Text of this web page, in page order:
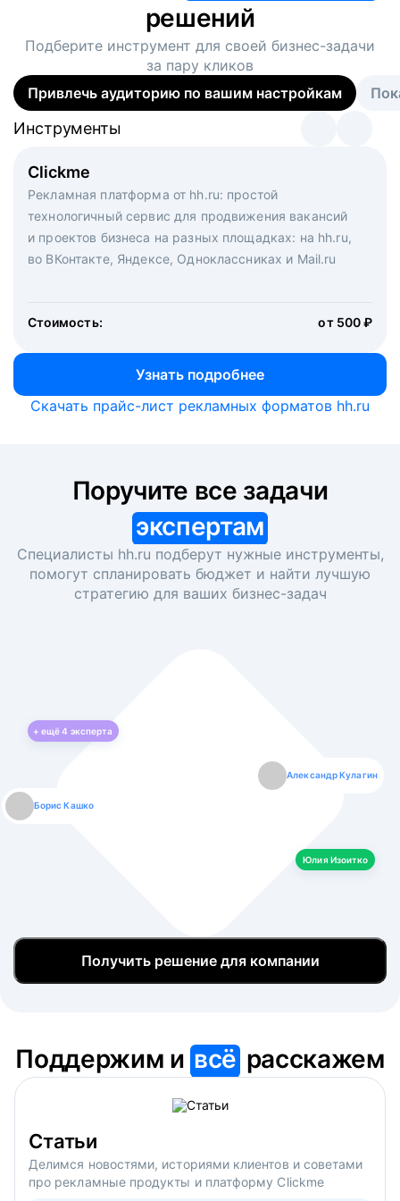
решений
Подберите инструмент для своей бизнес-задачи
за пару кликов
Привлечь аудиторию по вашим настройкам
Clickme
Рекламная платформа от hh.ru: простой
технологичный сервис для продвижения вакансий
и проектов бизнеса на разных площадках: на hh.ru,
во ВКонтакте, Яндексе, Одноклассниках и Mail.ru
Стоимость: от 500 ₽
Узнать подробнее
Инструменты
Вакансия дня
Рекламный формат для вакансий на главной странице
hh.ru. Увеличивает количество откликов
Инструменты
Массовый подбор под ключ. Решите, сколько
кандидатов и когда вам нужно, и за дело возьмутся
маркетологи, рекрутеры и проектные менеджеры
hh.ru с целым набором digital-инструментов
Инструменты
Скачать прайс-лист рекламных форматов hh.ru
экспертам
Специалисты hh.ru подберут нужные инструменты,
помогут спланировать бюджет и найти лучшую
стратегию для ваших бизнес-задач
+ ещё4 эксперта
Борис Кашко
Александр Кулагин
Юлия Изоитко
Юлия Изоитко
Даниил Макаров
Александр Кулагин
Екатерина Лазаренко
Даниил Макаров
Борис Кашко
Екатерина Лазаренко
Юлия Изоитко
Получить решение для компании
Поддержим ивсё расскажем
Статьи
Делимся новостями, историями клиентов и советами
про рекламные продукты и платформу Clickme